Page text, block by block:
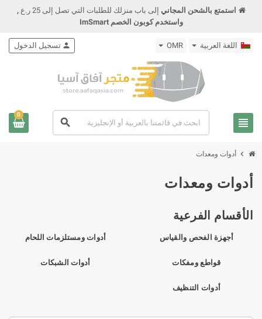
استمتع بالشحن المجاني إلى باب منزلك للطلبات التي تصل إلى 25 ر.ع
,
واستخدم كوبون الخصم ImSmart
اللغة العربية OMR
view_headline
search
person تسجيل الدخول
0
chevron_right أدوات ومعدات
أدوات ومعدات
الأقسام الفرعية
أجهزة الفحص والقياس أدوات ومستلزمات اللحام
قواطع ومفكات أدوات الشبكات
أدوات التنظيف